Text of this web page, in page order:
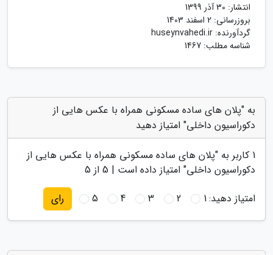
انتشار: 30 آذر 1399
بروزرسانی: 2 اسفند 1403
گردآورنده: huseynvahedi.ir
شناسه مطلب: 1467
به "پلان های ساده مسکونی همراه با عکس هایی از
دکوراسیون داخلی" امتیاز دهید
1 کاربر به "پلان های ساده مسکونی همراه با عکس هایی از
دکوراسیون داخلی" امتیاز داده است | 5 از 5
امتیاز دهید:1
2
3
4
5 رای